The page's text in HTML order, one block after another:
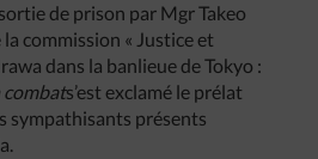
de prison par Mgr Takeo
commission « Justice et
dans la banlieue de Tokyo :
combats’est exclamé le prélat
sympathisants présents